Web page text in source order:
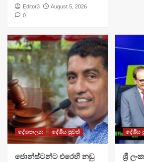
Editor3
August 5, 2026
0
දේශපාලන දේශීය පුවත්
ජොන්ස්ටන්ට එරෙහි නඩු
දේශීය
ශ්‍රී